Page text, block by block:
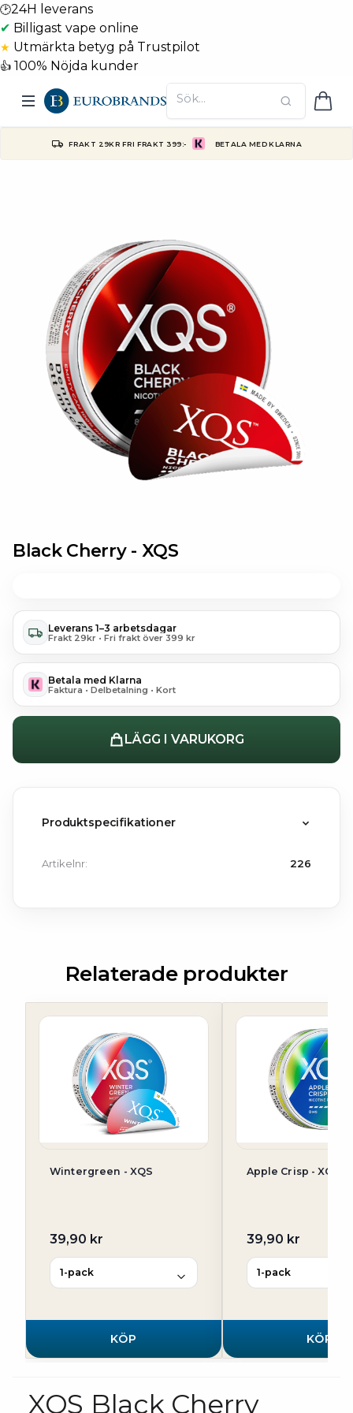
🕑24H leverans
✔ Billigast vape online
★ Utmärkta betyg på Trustpilot
👍 100% Nöjda kunder
FRAKT 29KR FRI FRAKT 399:- BETALA MED KLARNA
Black Cherry - XQS
Leverans 1–3 arbetsdagar
Frakt 29kr • Fri frakt över 399 kr
Betala med Klarna
Faktura • Delbetalning • Kort
LÄGG I VARUKORG
Produktspecifikationer
Artikelnr: 226
Relaterade produkter
Wintergreen - XQS
39,90 kr
KÖP
Apple Crisp - XQS
39,90 kr
KÖP
XQS Black Cherry